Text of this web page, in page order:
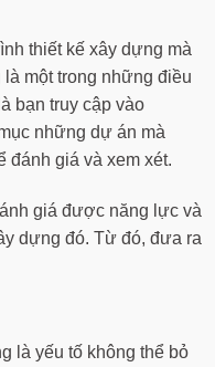
thiết kế xây dựng mà
một trong những điều
bạn truy cập vào
những dự án mà
đánh giá và xem xét.
giá được năng lực và
dựng đó. Từ đó, đưa ra
là yếu tố không thể bỏ